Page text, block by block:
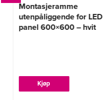
Montasjeramme
utenpåliggende for LED
panel 600×600 – hvit
Kjøp